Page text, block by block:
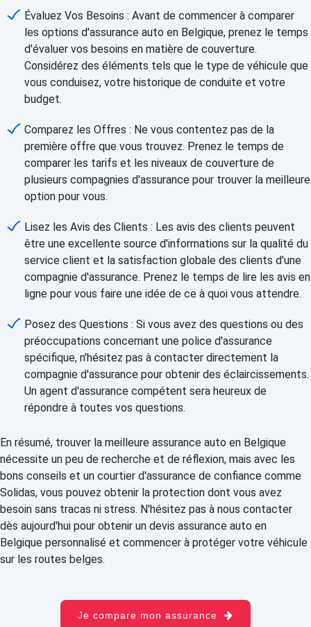
Évaluez Vos Besoins : Avant de commencer à comparer
les options d'assurance auto en Belgique, prenez le temps
d'évaluer vos besoins en matière de couverture.
Considérez des éléments tels que le type de véhicule que
vous conduisez, votre historique de conduite et votre
budget.
Comparez les Offres : Ne vous contentez pas de la
première offre que vous trouvez. Prenez le temps de
comparer les tarifs et les niveaux de couverture de
plusieurs compagnies d'assurance pour trouver la meilleure
option pour vous.
Lisez les Avis des Clients : Les avis des clients peuvent
être une excellente source d'informations sur la qualité du
service client et la satisfaction globale des clients d'une
compagnie d'assurance. Prenez le temps de lire les avis en
ligne pour vous faire une idée de ce à quoi vous attendre.
Posez des Questions : Si vous avez des questions ou des
préoccupations concernant une police d'assurance
spécifique, n'hésitez pas à contacter directement la
compagnie d'assurance pour obtenir des éclaircissements.
Un agent d'assurance compétent sera heureux de
répondre à toutes vos questions.
En résumé, trouver la meilleure assurance auto en Belgique
nécessite un peu de recherche et de réflexion, mais avec les
bons conseils et un courtier d'assurance de confiance comme
Solidas, vous pouvez obtenir la protection dont vous avez
besoin sans tracas ni stress. N'hésitez pas à nous contacter
dès aujourd'hui pour obtenir un devis assurance auto en
Belgique personnalisé et commencer à protéger votre véhicule
sur les routes belges.
Je compare mon assurance